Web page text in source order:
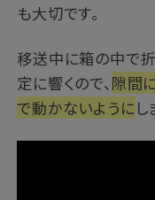
も大切です。
移送中に箱の中で折
定に響くので、 隙間
で動かないように し